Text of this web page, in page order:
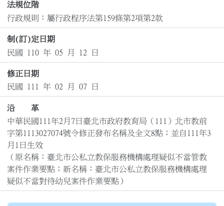
法規位階
行政規則：屬行政程序法第159條第2項第2款
制(訂)定日期
民國 110 年 05 月 12 日
修正日期
民國 111 年 02 月 07 日
沿 革
中華民國111年2月7日臺北市政府教育局（111）北市教前
字第1113027074號令修正發布名稱及全文8點；並自111年3
月1日生效
（原名稱：臺北市公私立教保服務機構處理疑似不當管教
案件作業要點；新名稱：臺北市公私立教保服務機構處理
疑似不當對待幼兒案件作業要點）